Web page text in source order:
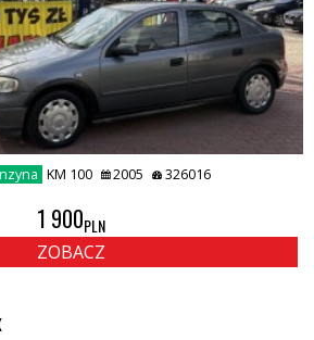
KM 100 2005 326016
1 900PLN
ZOBACZ